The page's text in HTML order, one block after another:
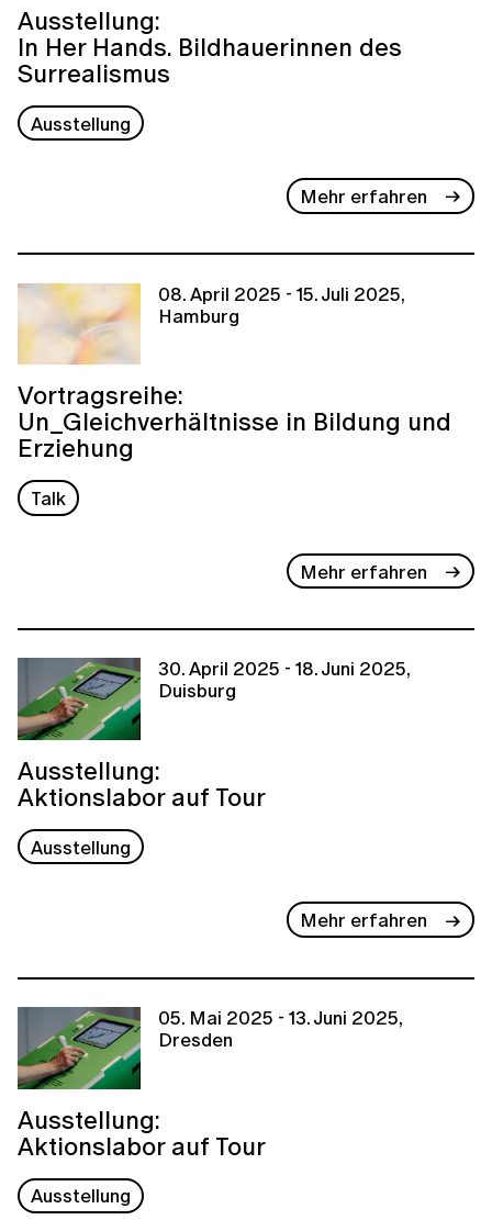
Ausstellung:
In Her Hands. Bildhauerinnen des
Surrealismus
Ausstellung
Mehr erfahren
08. April 2025 - 15. Juli 2025,
Hamburg
Vortragsreihe:
Un_Gleichverhältnisse in Bildung und
Erziehung
Talk
Mehr erfahren
30. April 2025 - 18. Juni 2025,
Duisburg
Ausstellung:
Aktionslabor auf Tour
Ausstellung
Mehr erfahren
05. Mai 2025 - 13. Juni 2025,
Dresden
Ausstellung:
Aktionslabor auf Tour
Ausstellung